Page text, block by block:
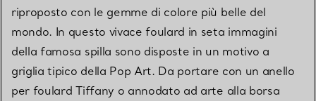
riproposto con le gemme di colore più belle del
mondo. In questo vivace foulard in seta immagini
della famosa spilla sono disposte in un motivo a
griglia tipico della Pop Art. Da portare con un anello
per foulard Tiffany o annodato ad arte alla borsa